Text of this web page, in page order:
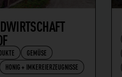
GEMÜSE
HONIG + IMKEREIERZEUGNISSE